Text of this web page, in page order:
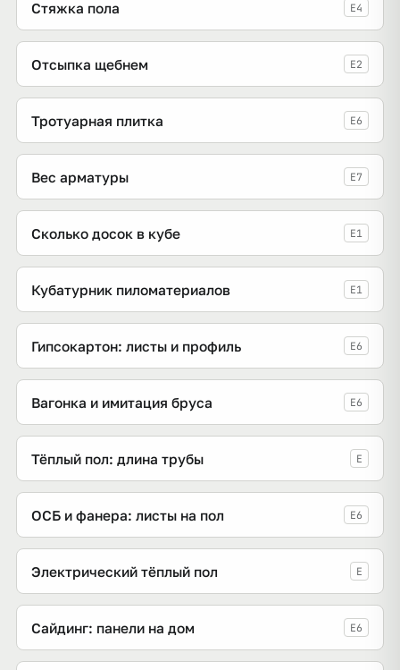
Стяжка пола E4
Отсыпка щебнем E2
Тротуарная плитка E6
Вес арматуры E7
Сколько досок в кубе E1
Кубатурник пиломатериалов E1
Гипсокартон: листы и профиль E6
Вагонка и имитация бруса E6
Тёплый пол: длина трубы E
ОСБ и фанера: листы на пол E6
Электрический тёплый пол E
Сайдинг: панели на дом E6